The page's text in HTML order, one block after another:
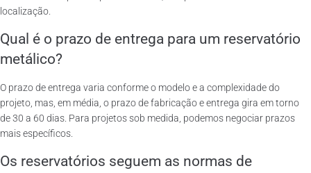
localização.
Qual é o prazo de entrega para um reservatório
metálico?
O prazo de entrega varia conforme o modelo e a complexidade do
projeto, mas, em média, o prazo de fabricação e entrega gira em torno
de 30 a 60 dias. Para projetos sob medida, podemos negociar prazos
mais específicos.
Os reservatórios seguem as normas de